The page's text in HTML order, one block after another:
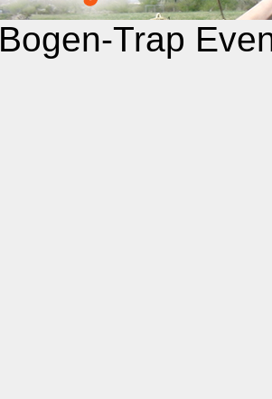
Bogen-Trap